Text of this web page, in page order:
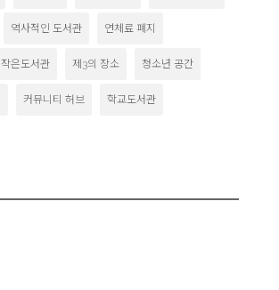
역사적인 도서관 연체료 폐지
작은도서관 제3의 장소 청소년 공간
커뮤니티 허브 학교도서관